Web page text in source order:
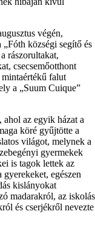
végén,
„Fóth községi segítő és
rászorultakat,
csecsemőotthont
falut
a „Suum Cuique”
az egyik házat a
köré gyűjtötte a
világot, melynek a
gyermekek
is tagok lettek az
egészen
kislányokat
madarakról, az iskolás
és cserjékről nevezte